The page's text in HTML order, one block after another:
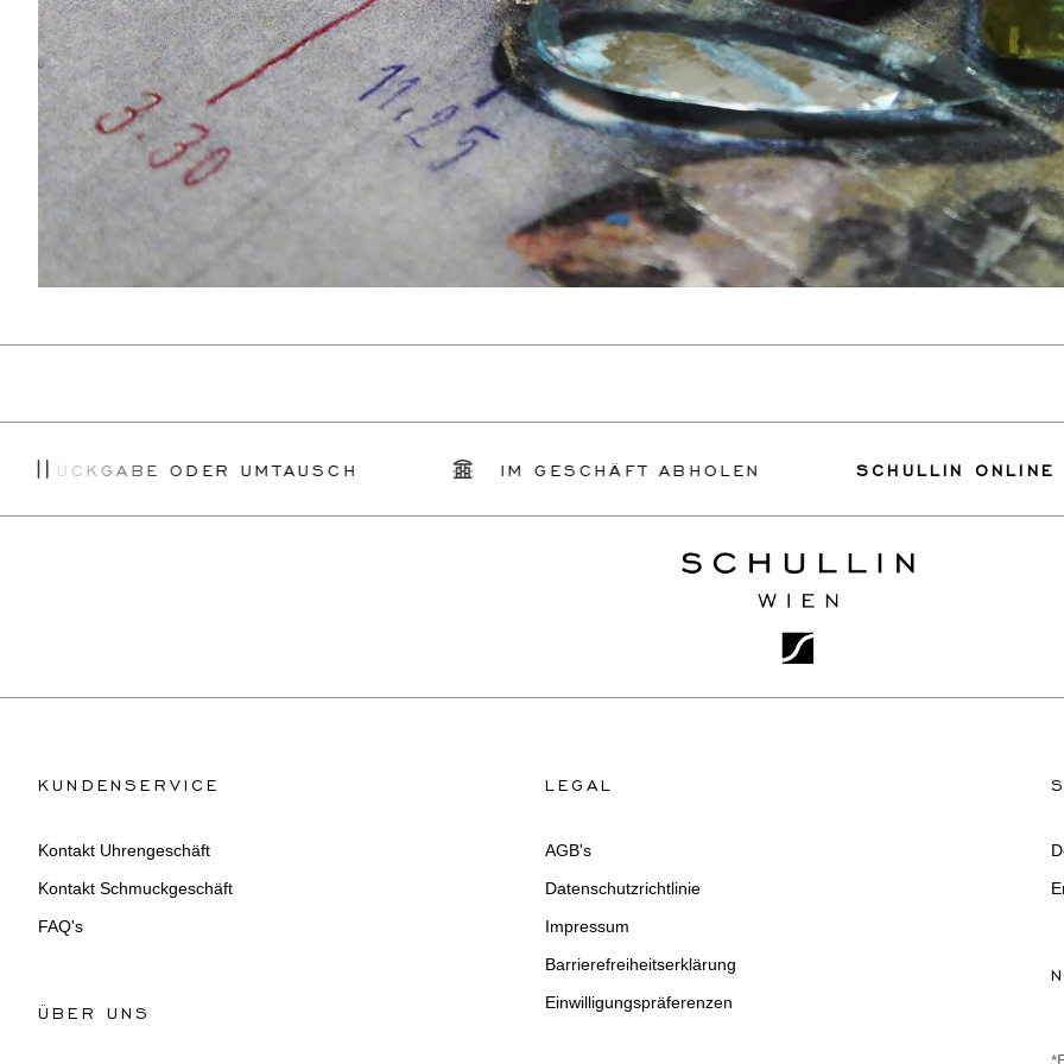
ODER UMTAUSCH IM GESCHÄFT ABHOLEN SCHULLIN ONLINE
KUNDENSERVICE
Kontakt Uhrengeschäft
Kontakt Schmuckgeschäft
FAQ's
ÜBER UNS
LEGAL
AGB's
Datenschutzrichtlinie
Impressum
Barrierefreiheitserklärung
Einwilligungspräferenzen